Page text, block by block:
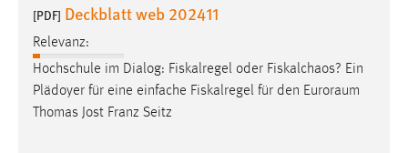
[PDF] Deckblatt web 202411
Relevanz:
Hochschule im Dialog: Fiskalregel oder Fiskalchaos? Ein
Plädoyer für eine einfache Fiskalregel für den Euroraum
Thomas Jost Franz Seitz